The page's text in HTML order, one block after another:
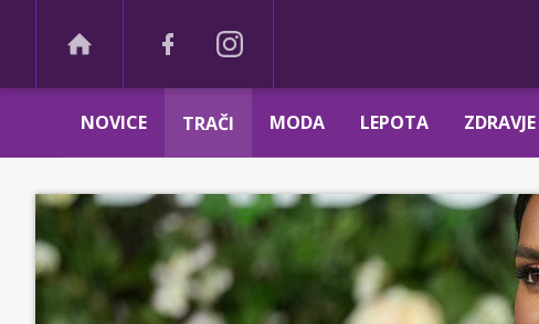
NOVICE TRAČI MODA LEPOTA ZDRAVJE